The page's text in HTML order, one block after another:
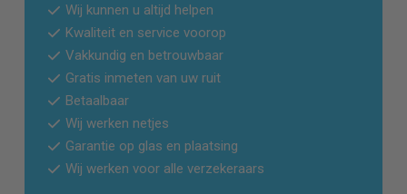
Wij kunnen u altijd helpen
Kwaliteit en service voorop
Vakkundig en betrouwbaar
Gratis inmeten van uw ruit
Betaalbaar
Wij werken netjes
Garantie op glas en plaatsing
Wij werken voor alle verzekeraars